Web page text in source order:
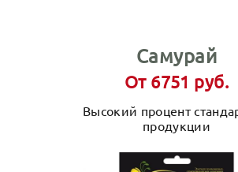
Самурай
От 6751 руб.
Высокий процент
продукции